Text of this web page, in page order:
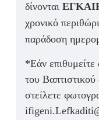
δίνονται
χρονικό
παράδοση
*Εάν
του
στείλετε